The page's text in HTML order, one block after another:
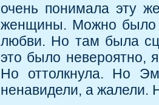
очень понимала эту
женщины. Можно было
любви. Но там была
это было невероятно,
Но оттолкнула. Но
ненавидели, а жалели.